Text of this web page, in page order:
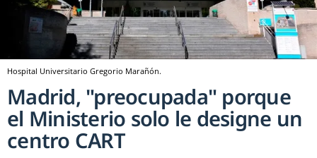
Hospital Universitario Gregorio Marañón.
Madrid, "preocupada" porque
el Ministerio solo le designe un
centro CART